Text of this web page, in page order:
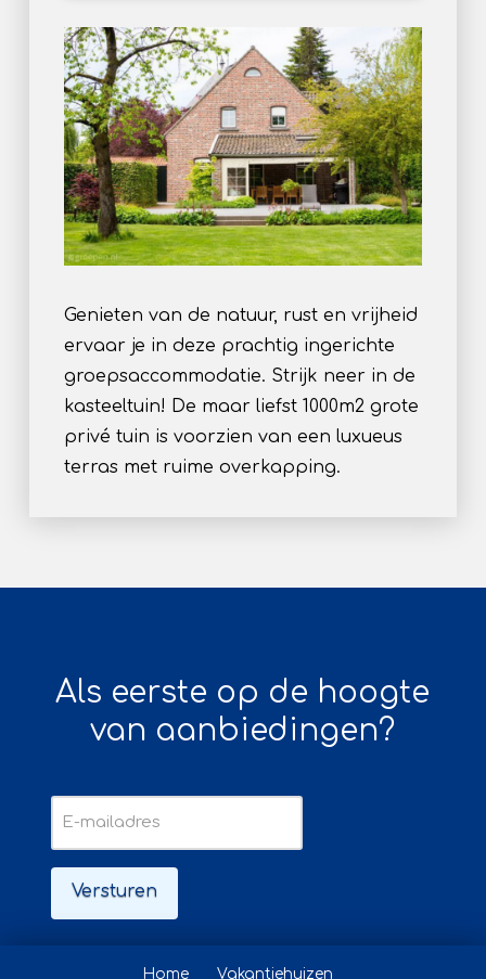
Genieten van de natuur, rust en vrijheid
ervaar je in deze prachtig ingerichte
groepsaccommodatie. Strijk neer in de
kasteeltuin! De maar liefst 1000m2 grote
privé tuin is voorzien van een luxueus
terras met ruime overkapping.
Als eerste op de hoogte
van aanbiedingen?
Home Vakantiehuizen